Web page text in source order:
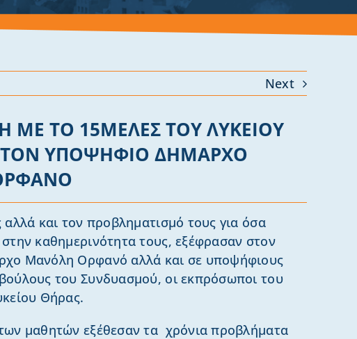
Next
ΜΕ ΤΟ 15ΜΕΛΕΣ ΤΟΥ ΛΥΚΕΙΟΥ
ΥΠΟΨΗΦΙΟ ΔΗΜΑΡΧΟ
και τον προβληματισμό τους για όσα
καθημερινότητα τους, εξέφρασαν στον
Μανόλη Ορφανό αλλά και σε υποψήφιους
του Συνδυασμού, οι εκπρόσωποι του
Θήρας.
μαθητών εξέθεσαν τα χρόνια προβλήματα